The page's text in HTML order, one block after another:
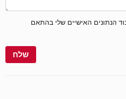
הנתונים האישיים שלי בהתאם
שלח